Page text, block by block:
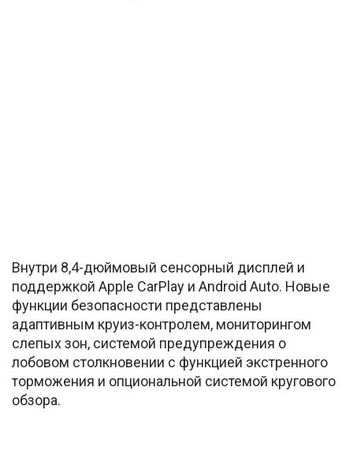
Внутри 8,4-дюймовый сенсорный дисплей и
поддержкой Apple CarPlay и Android Auto. Новые
функции безопасности представлены
адаптивным круиз-контролем, мониторингом
слепых зон, системой предупреждения о
лобовом столкновении с функцией экстренного
торможения и опциональной системой кругового
обзора.